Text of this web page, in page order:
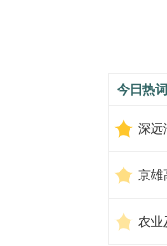
今日热词